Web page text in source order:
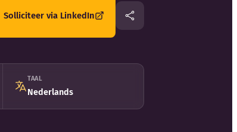
Solliciteer via LinkedIn
TAAL
Nederlands